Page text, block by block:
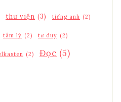
thư viện (3) tiếng anh (2)
tâm lý (2) tư duy (2)
(2) Đọc (5)